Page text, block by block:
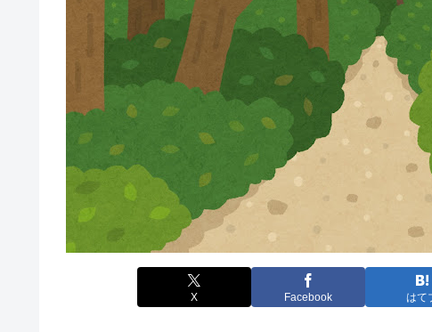
X Facebook はて